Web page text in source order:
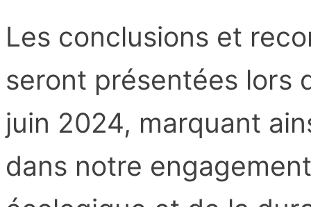
Les conclusions et
seront présentées lors
juin 2024, marquant
dans notre